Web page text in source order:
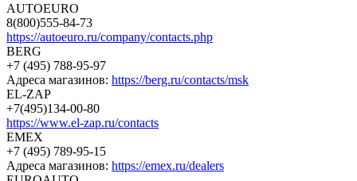
AUTOEURO
8(800)555-84-73
https://autoeuro.ru/company/contacts.php
BERG
+7 (495) 788-95-97
Адреса магазинов: https://berg.ru/contacts/msk
EL-ZAP
+7(495)134-00-80
https://www.el-zap.ru/contacts
EMEX
+7 (495) 789-95-15
Адреса магазинов: https://emex.ru/dealers